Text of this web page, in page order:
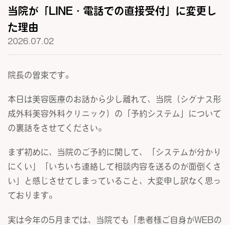
当院が「LINE・電話での直接受付」に変更し
た理由
2026.07.02
院長の曽束です。
本日は美容医療のお話から少し離れて、当院（シグナス形
成外科美容外科クリニック）の「予約システム」について
の裏話をさせてください。
まず初めに、当院のご予約に関して、「システムが分かり
にくい」「いちいち連絡して相談内容を送るのが面倒くさ
い」と感じさせてしまっていること、大変申し訳なく思っ
ております。
実は今年の5月までは、当院でも「患者様ご自身がWEBの